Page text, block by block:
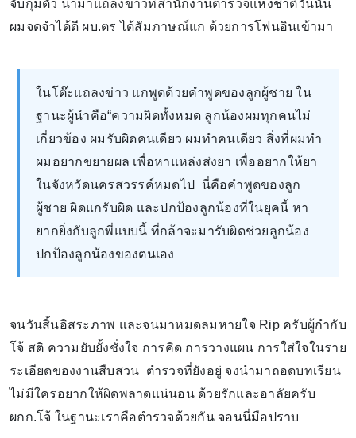
จับกุมตัว นำมาแถลงข่าวที่สำนักงานตำรวจแห่งชาติวันนั้น
ผมจดจำได้ดี ผบ.ตร ได้สัมภาษณ์แก ด้วยการโฟนอินเข้ามา
ในโต๊ะแถลงข่าว แกพูดด้วยคำพูดของลูกผู้ชาย ใน
ฐานะผู้นำคือ“ความผิดทั้งหมด ลูกน้องผมทุกคนไม่
เกี่ยวข้อง ผมรับผิดคนเดียว ผมทำคนเดียว สิ่งที่ผมทำ
ผมอยากขยายผล เพื่อหาแหล่งส่งยา เพื่ออยากให้ยา
ในจังหวัดนครสวรรค์หมดไป นี่คือคำพูดของลูก
ผู้ชาย ผิดแกรับผิด และปกป้องลูกน้องที่ในยุคนี้ หา
ยากยิ่งกับลูกพี่แบบนี้ ที่กล้าจะมารับผิดช่วยลูกน้อง
ปกป้องลูกน้องของตนเอง
จนวันสิ้นอิสระภาพ และจนมาหมดลมหายใจ Rip ครับผู้กำกับ
โจ้ สติ ความยับยั้งชั่งใจ การคิด การวางแผน การใส่ใจในราย
ระเอียดของงานสืบสวน ตำรวจที่ยังอยู่ จงนำมาถอดบทเรียน
ไม่มีใครอยากให้ผิดพลาดแน่นอน ด้วยรักและอาลัยครับ
ผกก.โจ้ ในฐานะเราคือตำรวจด้วยกัน จอนนี่มือปราบ